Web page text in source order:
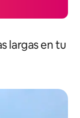
largas en tu